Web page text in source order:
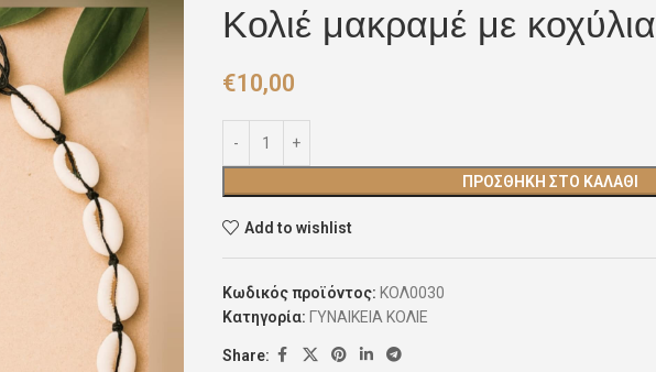
Κολιέ μακραμέ με κοχύλια
€10,00
ΠΡΟΣΘΉΚΗ ΣΤΟ ΚΑΛΆΘΙ
Add to wishlist
Κωδικός προϊόντος: ΚΟΛ0030
Κατηγορία: ΓΥΝΑΙΚΕΙΑ ΚΟΛΙΕ
Share: